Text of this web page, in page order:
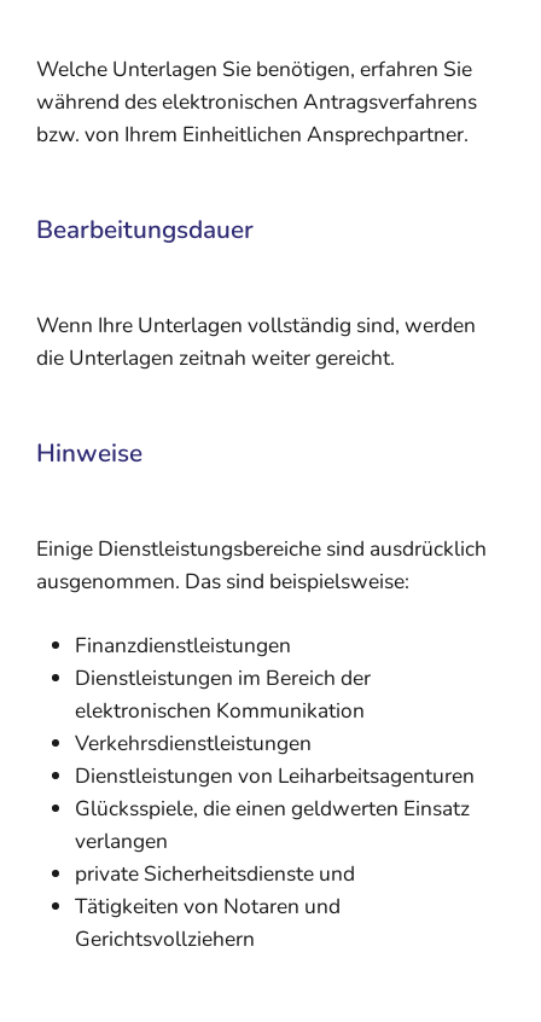
Welche Unterlagen Sie benötigen, erfahren Sie
während des elektronischen Antragsverfahrens
bzw. von Ihrem Einheitlichen Ansprechpartner.
Bearbeitungsdauer
Wenn Ihre Unterlagen vollständig sind, werden
die Unterlagen zeitnah weiter gereicht.
Hinweise
Einige Dienstleistungsbereiche sind ausdrücklich
ausgenommen. Das sind beispielsweise:
Finanzdienstleistungen
Dienstleistungen im Bereich der
elektronischen Kommunikation
Verkehrsdienstleistungen
Dienstleistungen von Leiharbeitsagenturen
Glücksspiele, die einen geldwerten Einsatz
verlangen
private Sicherheitsdienste und
Tätigkeiten von Notaren und
Gerichtsvollziehern